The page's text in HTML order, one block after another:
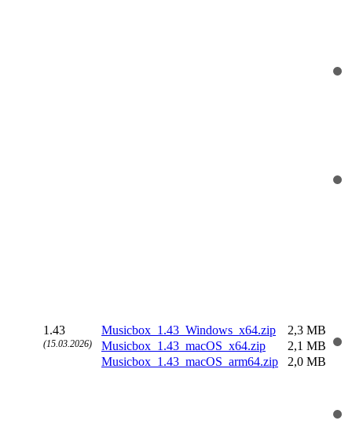
1.43
(15.03.2026)
Musicbox_1.43_Windows_x64.zip
Musicbox_1.43_macOS_x64.zip
Musicbox_1.43_macOS_arm64.zip
2,3 MB
2,1 MB
2,0 MB